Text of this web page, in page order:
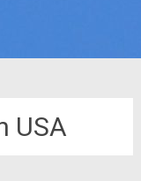
USA